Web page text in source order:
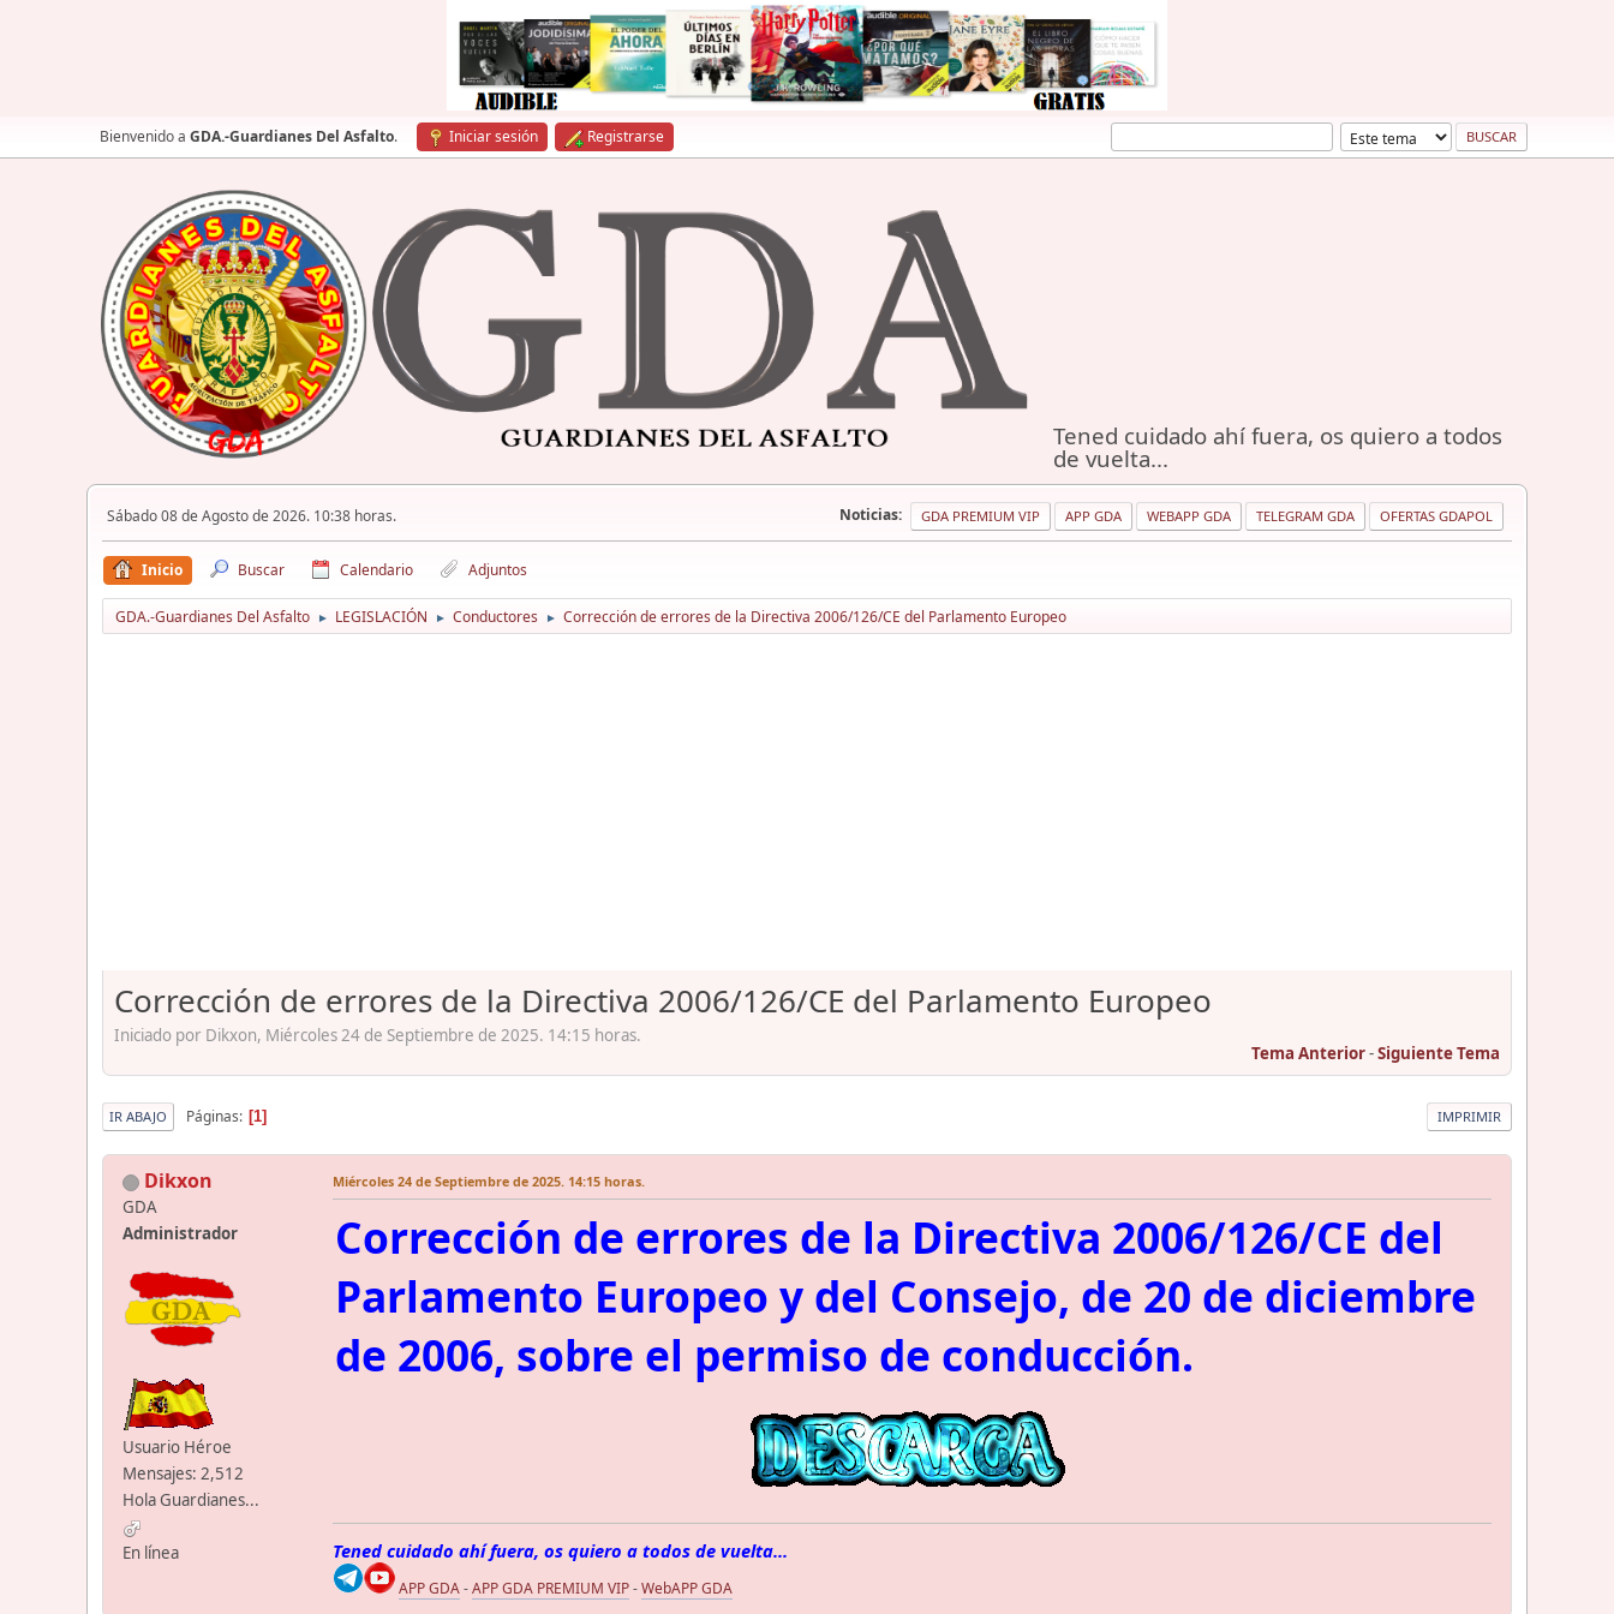
Bienvenido a GDA.-Guardianes Del Asfalto. Iniciar sesión Registrarse
Tened cuidado ahí fuera, os quiero a todos
de vuelta...
Sábado 08 de Agosto de 2026. 10:38 horas. Noticias: GDA PREMIUM VIP APP GDA WEBAPP GDA TELEGRAM GDA OFERTAS GDAPOL
Inicio Buscar Calendario Adjuntos
GDA.-Guardianes Del Asfalto ► LEGISLACIÓN ► Conductores ► Corrección de errores de la Directiva 2006/126/CE del Parlamento Europeo
Corrección de errores de la Directiva 2006/126/CE del Parlamento Europeo
Iniciado por Dikxon, Miércoles 24 de Septiembre de 2025. 14:15 horas.
Tema Anterior-Siguiente Tema
IMPRIMIR
IR ABAJO Páginas 1
Dikxon
GDA
Administrador
Usuario Héroe
Mensajes: 2,512
Hola Guardianes...
En línea
Miércoles 24 de Septiembre de 2025. 14:15 horas.
Corrección de errores de la Directiva 2006/126/CE del
Parlamento Europeo y del Consejo, de 20 de diciembre
de 2006, sobre el permiso de conducción.
Tened cuidado ahí fuera, os quiero a todos de vuelta...
APP GDA-APP GDA PREMIUM VIP-WebAPP GDA